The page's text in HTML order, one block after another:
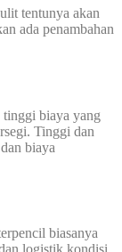
tentunya akan
ada penambahan
tinggi biaya yang
Tinggi dan
biaya
biasanya